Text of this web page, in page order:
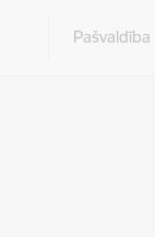
Pašvaldība